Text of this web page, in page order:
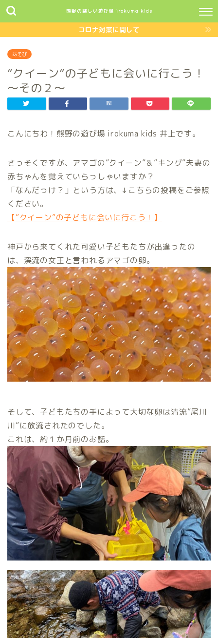
熊野の楽しい遊び場 irokuma kids
コロナ対策に関して
あそび
”クイーン”の子どもに会いに行こう！
～その２～
こんにちわ！熊野の遊び場 irokuma kids 井上です。
さっそくですが、アマゴの”クイーン”＆”キング”夫妻の
赤ちゃんを覚えていらっしゃいますか？
「なんだっけ？」という方は、↓こちらの投稿をご参照
ください。
【”クイーン”の子どもに会いに行こう！】
神戸から来てくれた可愛い子どもたちが出逢ったの
は、渓流の女王と言われるアマゴの卵。
そして、子どもたちの手によって大切な卵は清流”尾川
川”に放流されたのでした。
これは、約１か月前のお話。